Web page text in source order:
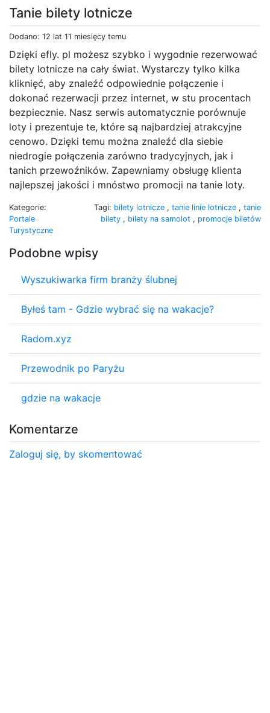
Tanie bilety lotnicze
Dodano: 12 lat 11 miesięcy temu
Dzięki efly. pl możesz szybko i wygodnie rezerwować
bilety lotnicze na cały świat. Wystarczy tylko kilka
kliknięć, aby znaleźć odpowiednie połączenie i
dokonać rezerwacji przez internet, w stu procentach
bezpiecznie. Nasz serwis automatycznie porównuje
loty i prezentuje te, które są najbardziej atrakcyjne
cenowo. Dzięki temu można znaleźć dla siebie
niedrogie połączenia zarówno tradycyjnych, jak i
tanich przewoźników. Zapewniamy obsługę klienta
najlepszej jakości i mnóstwo promocji na tanie loty.
Kategorie:
Portale
Turystyczne
Tagi: bilety lotnicze , tanie linie lotnicze , tanie
bilety , bilety na samolot , promocje biletów
Podobne wpisy
Wyszukiwarka firm branży ślubnej
Byłeś tam - Gdzie wybrać się na wakacje?
Radom.xyz
Przewodnik po Paryżu
gdzie na wakacje
Komentarze
Zaloguj się, by skomentować